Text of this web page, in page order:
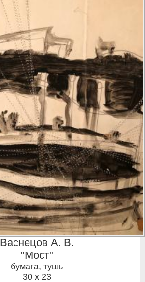
Васнецов А. В.
"Мост"
бумага, тушь
30 x 23